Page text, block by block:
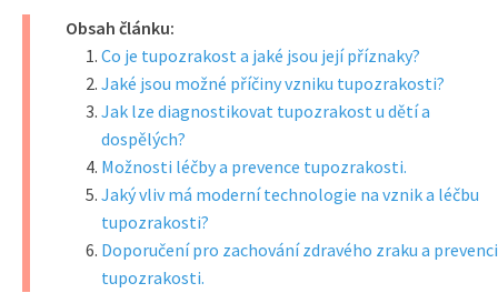
Obsah článku:
Co je tupozrakost a jaké jsou její příznaky?
Jaké jsou možné příčiny vzniku tupozrakosti?
Jak lze diagnostikovat tupozrakost u dětí a
dospělých?
Možnosti léčby a prevence tupozrakosti.
Jaký vliv má moderní technologie na vznik a léčbu
tupozrakosti?
Doporučení pro zachování zdravého zraku a prevenci
tupozrakosti.